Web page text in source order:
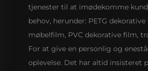
tjenester til at imødekomme
behov, herunder: PETG
møbelfilm, PVC dekorative film,
For at give en personlig og
oplevelse. Det har altid insisteret